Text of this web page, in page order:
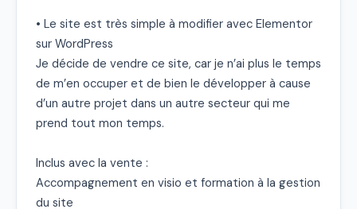
• Le site est très simple à modifier avec Elementor
sur WordPress
Je décide de vendre ce site, car je n’ai plus le temps
de m’en occuper et de bien le développer à cause
d’un autre projet dans un autre secteur qui me
prend tout mon temps.
Inclus avec la vente :
Accompagnement en visio et formation à la gestion
du site